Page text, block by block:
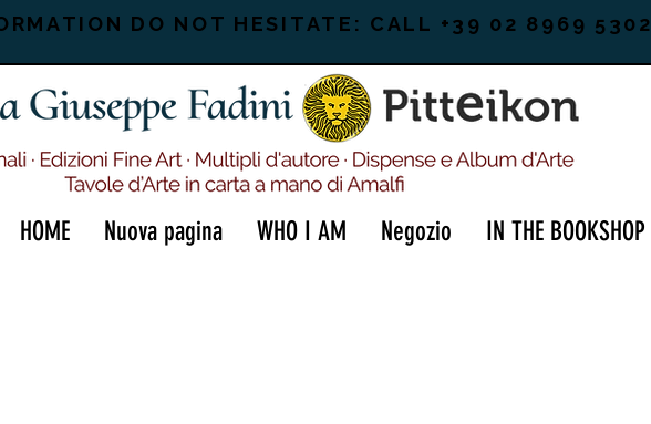
DO NOT HESITATE: CALL +39 02 8969 5302
HOME Nuova pagina WHO I AM Negozio IN THE BOOKSHOP